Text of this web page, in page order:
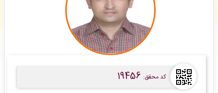
: پیش فاکتور شما با موفقیت پرداخت شد و سفارش تایپ، صفحه آرایی شما در حال انجام
: فایل سفارش بازنویسی سایت شما توسط محقق به سیستم تحویل داده شده
: پیش فاکتور شما با موفقیت پرداخت شد و سفارش تایپ، صفحه آرایی شما در حال
کد محقق: